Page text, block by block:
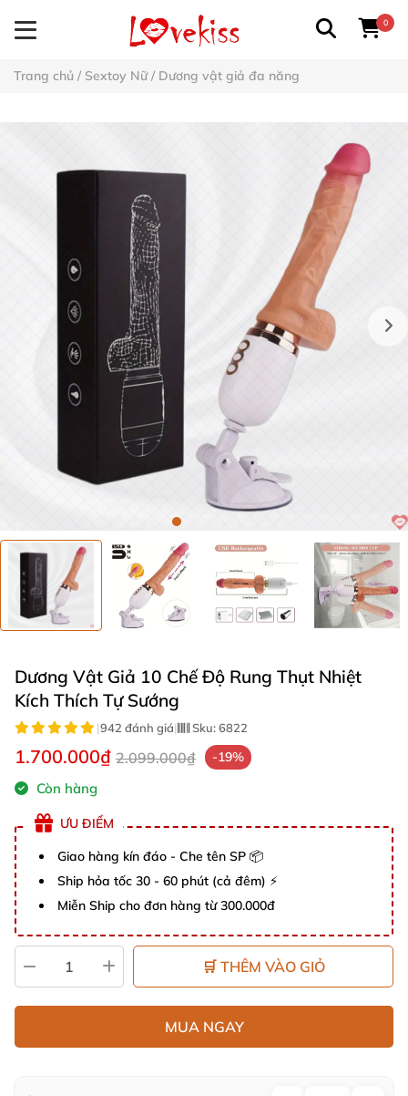
0
Trang chủ / Sextoy Nữ/ Dương vật giả đa năng
Dương Vật Giả 10 Chế Độ Rung Thụt Nhiệt
Kích Thích Tự Sướng
|942 đánh giá| Sku:6822
1.700.000₫ 2.099.000₫ -19%
Còn hàng
ƯU ĐIỂM
Giao hàng kín đáo - Che tên SP 📦
Ship hỏa tốc 30 - 60 phút (cả đêm) ⚡
Miễn Ship cho đơn hàng từ 300.000đ
🛒 THÊM VÀO GIỎ
MUA NGAY